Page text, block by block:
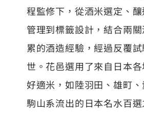
程監修下，從酒米選定、
管理到標籤設計，結合兩
累的酒造經驗，經過反覆
世。花邑選用了來自日本
好適米，如陸羽田、雄町
駒山系流出的日本名水百選